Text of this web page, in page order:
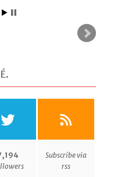
.
Subscribe via
rss